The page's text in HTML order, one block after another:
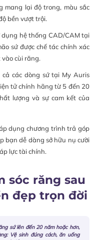
mang lại độ trong, màu sắc
bền vượt trội.
dụng hệ thống CAD/CAM tại
sứ được chế tác chính xác
cùi răng.
cả các dòng sứ tại My Auris
tử chính hãng từ 5 đến 20
lượng và sự cam kết của
dụng chương trình trả góp
bạn dễ dàng sở hữu nụ cười
lực tài chính.
sóc răng sau
đẹp trọn đời
sứ lên đến 20 năm hoặc hơn,
Vệ sinh đúng cách, ăn uống